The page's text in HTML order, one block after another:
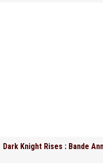
Dark Knight Rises : Bande